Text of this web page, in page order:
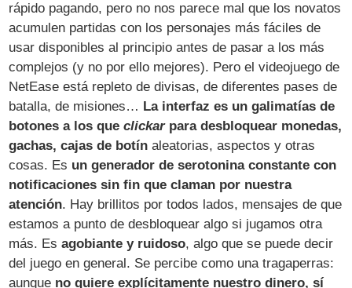
rápido pagando, pero no nos parece mal que los novatos
acumulen partidas con los personajes más fáciles de
usar disponibles al principio antes de pasar a los más
complejos (y no por ello mejores). Pero el videojuego de
NetEase está repleto de divisas, de diferentes pases de
batalla, de misiones… La interfaz es un galimatías de
botones a los queclickarpara desbloquear monedas,
gachas, cajas de botín aleatorias, aspectos y otras
cosas. Es un generador de serotonina constante con
notificaciones sin fin que claman por nuestra
atención. Hay brillitos por todos lados, mensajes de que
estamos a punto de desbloquear algo si jugamos otra
más. Esagobiante y ruidoso, algo que se puede decir
del juego en general. Se percibe como una tragaperras:
aunque no quiere explícitamente nuestro dinero, sí